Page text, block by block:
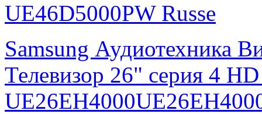
UE46D5000PW Russe
Samsung Аудиотехника
Телевизор 26" серия 4